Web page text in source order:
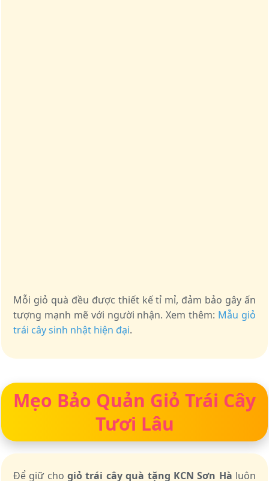
Mỗi giỏ quà đều được thiết kế tỉ mỉ, đảm bảo gây ấn
tượng mạnh mẽ với người nhận. Xem thêm: Mẫu giỏ
trái cây sinh nhật hiện đại.
Mẹo Bảo Quản Giỏ Trái Cây
Tươi Lâu
Để giữ chogiỏ trái cây quà tặng KCN Sơn Hà luôn